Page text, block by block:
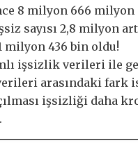
8 milyon 666 milyon
sayısı 2,8 milyon
milyon 436 bin oldu!
işsizlik verileri ile
arasındaki fark
işsizliği daha